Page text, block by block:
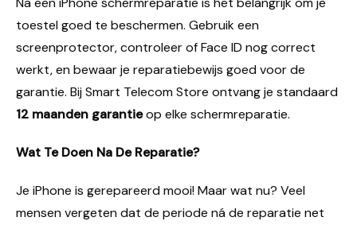
toestel goed te beschermen. Gebruik een
screenprotector, controleer of Face ID nog correct
werkt, en bewaar je reparatiebewijs goed voor de
garantie. Bij Smart Telecom Store ontvang je standaard
12 maanden garantieop elke schermreparatie.
Wat Te Doen Na De Reparatie?
Je iPhone is gerepareerd mooi! Maar wat nu? Veel
mensen vergeten dat de periode ná de reparatie net